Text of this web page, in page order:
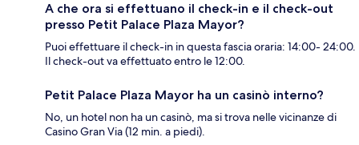
A che ora si effettuano il check-in e il check-out
presso Petit Palace Plaza Mayor?
Puoi effettuare il check-in in questa fascia oraria: 14:00- 24:00.
Il check-out va effettuato entro le 12:00.
Petit Palace Plaza Mayor ha un casinò interno?
No, un hotel non ha un casinò, ma si trova nelle vicinanze di
Casino Gran Via (12 min. a piedi).